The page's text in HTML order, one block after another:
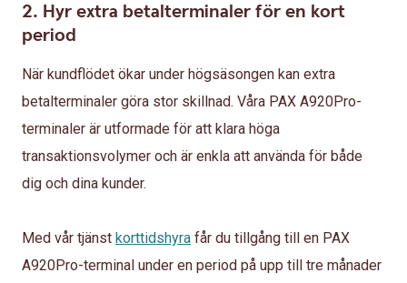
2. Hyr extra betalterminaler för en kort
period
När kundflödet ökar under högsäsongen kan extra
betalterminaler göra stor skillnad. Våra PAX A920Pro-
terminaler är utformade för att klara höga
transaktionsvolymer och är enkla att använda för både
dig och dina kunder.
Med vår tjänst korttidshyra får du tillgång till en PAX
A920Pro-terminal under en period på upp till tre månader